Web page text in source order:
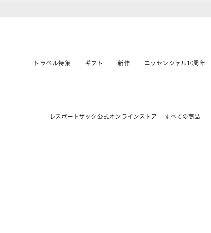
トラベル特集 ギフト 新作 エッセンシャル10周年
レスポートサック公式オンラインストア すべての商品